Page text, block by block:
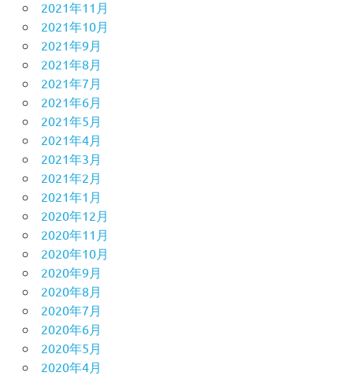
2021年11月
2021年10月
2021年9月
2021年8月
2021年7月
2021年6月
2021年5月
2021年4月
2021年3月
2021年2月
2021年1月
2020年12月
2020年11月
2020年10月
2020年9月
2020年8月
2020年7月
2020年6月
2020年5月
2020年4月